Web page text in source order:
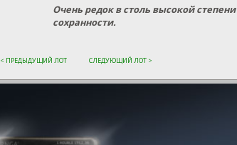
Очень редок в столь высокой степени
сохранности.
< ПРЕДЫДУЩИЙ ЛОТ СЛЕДУЮЩИЙ ЛОТ >